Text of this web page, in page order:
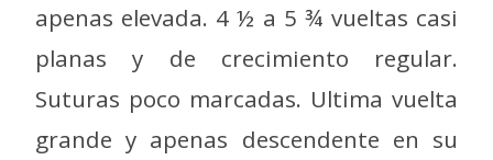
apenas elevada. 4 ½ a 5 ¾ vueltas casi
planas y de crecimiento regular.
Suturas poco marcadas. Ultima vuelta
grande y apenas descendente en su